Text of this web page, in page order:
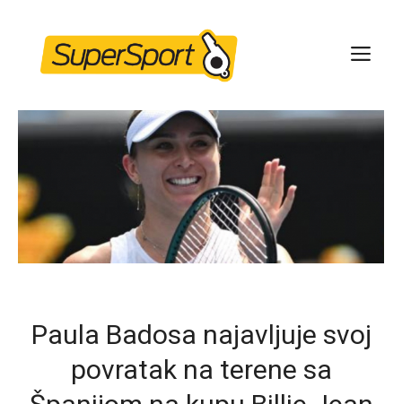
content
Paula Badosa najavljuje svoj
povratak na terene sa